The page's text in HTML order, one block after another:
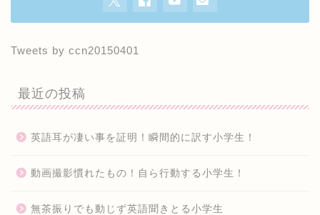
Tweets by ccn20150401
最近の投稿
英語耳が凄い事を証明！瞬間的に訳す小学生！
動画撮影慣れたもの！自ら行動する小学生！
無茶振りでも動じず英語聞きとる小学生